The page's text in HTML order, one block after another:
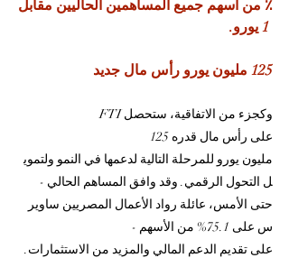
٪ من أسهم جميع المساهمين الحاليين مقابل
125 مليون يورو رأس مال جديد
وكجزء من الاتفاقية، ستحصل FTI
مليون يورو للمرحلة التالية لدعمها في النمو ولتموي
ل التحول الرقمي. وقد وافق المساهم الحالي -
حتى الأمس، عائلة رواد الأعمال المصريين ساوير
س على 75.1% من الأسهم -
على تقديم الدعم المالي والمزيد من الاستثمارات.